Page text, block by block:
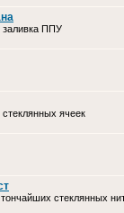
ППУ
ячеек
стеклянных